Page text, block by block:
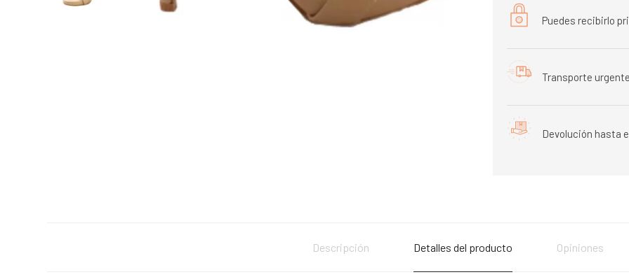
Puedes recibirlo
Transporte
Devolución hasta
Descripción Detalles del producto Opiniones